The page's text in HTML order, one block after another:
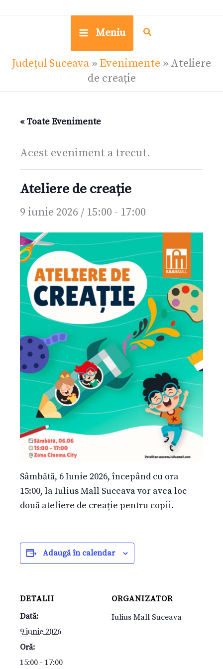
Meniu
Județul Suceava » Evenimente » Ateliere
de creație
« Toate Evenimente
Acest eveniment a trecut.
Ateliere de creație
9 iunie 2026 / 15:00 - 17:00
Sâmbătă, 6 Iunie 2026, începând cu ora
15:00, la Iulius Mall Suceava vor avea loc
două ateliere de creație pentru copii.
Adaugă în calendar
DETALII
Dată:
9 iunie 2026
Oră:
15:00 - 17:00
ORGANIZATOR
Iulius Mall Suceava